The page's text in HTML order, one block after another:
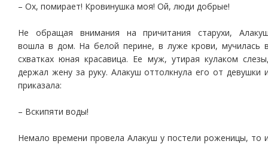
– Ох, помирает! Кровинушка моя! Ой, люди добрые!
Не обращая внимания на причитания старухи,
вошла в дом. На белой перине, в луже крови, мучилась
схватках юная красавица. Ее муж, утирая кулаком
держал жену за руку. Алакуш оттолкнула его от девушки
приказала:
– Вскипяти воды!
Немало времени провела Алакуш у постели роженицы, то